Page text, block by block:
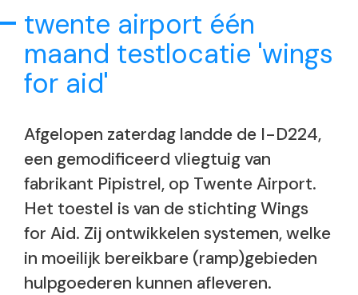
twente airport één
maand testlocatie 'wings
for aid'
Afgelopen zaterdag landde de I-D224,
een gemodificeerd vliegtuig van
fabrikant Pipistrel, op Twente Airport.
Het toestel is van de stichting Wings
for Aid. Zij ontwikkelen systemen, welke
in moeilijk bereikbare (ramp)gebieden
hulpgoederen kunnen afleveren.